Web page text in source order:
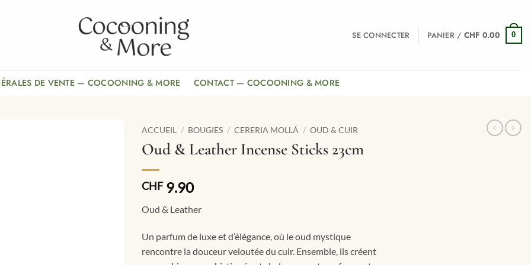
SE CONNECTER PANIER / CHF 0.00 0
DE VENTE — COCOONING & MORE CONTACT — COCOONING & MORE
ACCUEIL / BOUGIES / CERERIA MOLLÁ / OUD & CUIR
Oud & Leather Incense Sticks 23cm
CHF9.90
Oud & Leather
Un parfum de luxe et d’élégance, où le oud mystique
rencontre la douceur veloutée du cuir. Ensemble, ils créent